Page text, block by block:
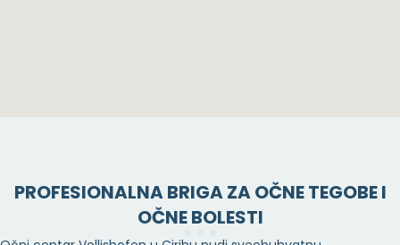
PROFESIONALNA BRIGA ZA OČNE TEGOBE I
OČNE BOLESTI